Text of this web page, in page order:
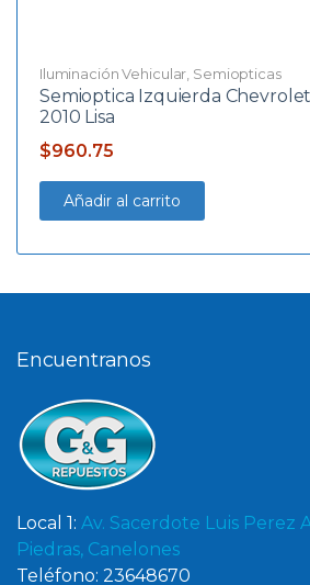
Iluminación Vehicular Semiopticas
Semioptica Izquierda
2010 Lisa
$960.75
Añadir al carrito
Encuentranos
Local 1: Av. Sacerdote Luis Perez
Piedras, Canelones
Teléfono: 23648670